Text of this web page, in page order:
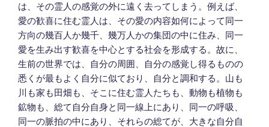
は、その霊人の感覚の外に遠く去ってしまう。例えば、
愛の歓喜に住む霊人は、その愛の内容如何によって同一
方向の幾百人か幾千、幾万人かの集団の中に住み、同一
愛を生み出す歓喜を中心とする社会を形成する。故に、
生前の世界では、自分の周囲、自分の感覚し得るものの
悉くが最もよく自分に似ており、自分と調和する。山も
川も家も田畑も、そこに住む霊人たちも、動物も植物も
鉱物も、総て自分自身と同一線上にあり、同一の呼吸、
同一の脈拍の中にあり、それらの総てが、大きな自分自